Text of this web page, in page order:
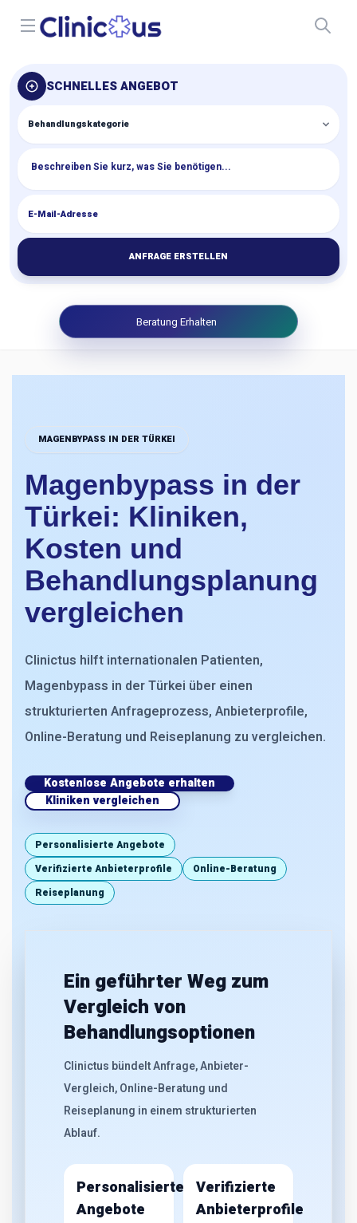
Open menu
SCHNELLES ANGEBOT
ANFRAGE ERSTELLEN
Beratung Erhalten
MAGENBYPASS IN DER TÜRKEI
Magenbypass in der
Türkei: Kliniken,
Kosten und
Behandlungsplanung
vergleichen
Clinictus hilft internationalen Patienten,
Magenbypass in der Türkei über einen
strukturierten Anfrageprozess, Anbieterprofile,
Online-Beratung und Reiseplanung zu vergleichen.
Kostenlose Angebote erhalten
Kliniken vergleichen
Personalisierte Angebote
Verifizierte Anbieterprofile
Online-Beratung
Reiseplanung
Ein geführter Weg zum
Vergleich von
Behandlungsoptionen
Clinictus bündelt Anfrage, Anbieter-
Vergleich, Online-Beratung und
Reiseplanung in einem strukturierten
Ablauf.
Personalisierte
Angebote
Verifizierte
Anbieterprofile